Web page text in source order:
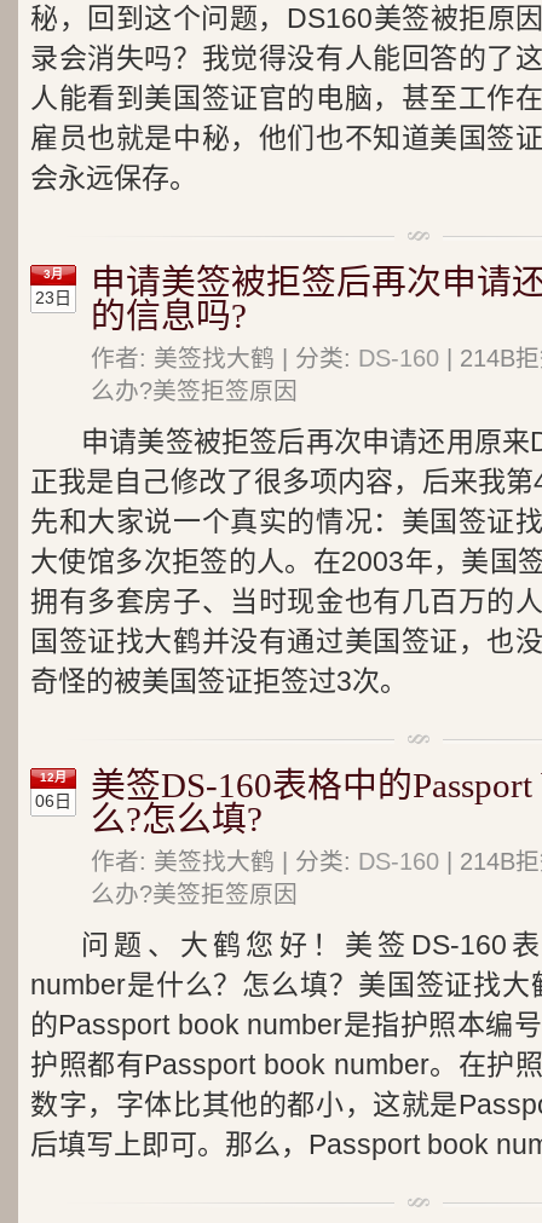
秘，回到这个问题，DS160美签被拒原
录会消失吗？我觉得没有人能回答的了
人能看到美国签证官的电脑，甚至工作
雇员也就是中秘，他们也不知道美国签
会永远保存。
3月
23日
申请美签被拒签后再次申请
的信息吗?
作者: 美签找大鹤 | 分类: DS-160 | 214B
么办?美签拒签原因
申请美签被拒签后再次申请还用原
正我是自己修改了很多项内容，后来我
先和大家说一个真实的情况：美国签证
大使馆多次拒签的人。在2003年，美国
拥有多套房子、当时现金也有几百万的
国签证找大鹤并没有通过美国签证，也
奇怪的被美国签证拒签过3次。
12月
06日
美签DS-160表格中的
么?怎么填?
作者: 美签找大鹤 | 分类: DS-160 | 214B
么办?美签拒签原因
问题、大鹤您好！美签DS-160
number是什么？怎么填？美国签证找
的Passport book number是指护照本编
护照都有Passport book number。在护
数字，字体比其他的都小，这就是
后填写上即可。那么，Passport book